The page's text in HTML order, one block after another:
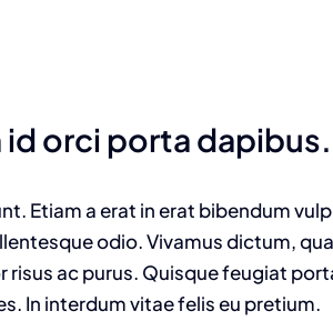
id orci porta dapibus.
Etiam a erat in erat bibendum
odio. Vivamus dictum,
ac purus. Quisque feugiat
In interdum vitae felis eu pretium.